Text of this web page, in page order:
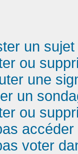
un
ou
une
un
ou
voter